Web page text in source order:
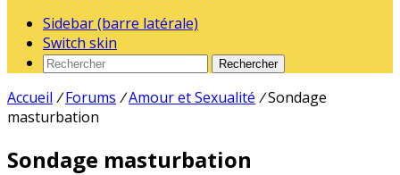
Sidebar (barre latérale)
Switch skin
Rechercher
Accueil / Forums /Amour et Sexualité /Sondage
masturbation
Sondage masturbation